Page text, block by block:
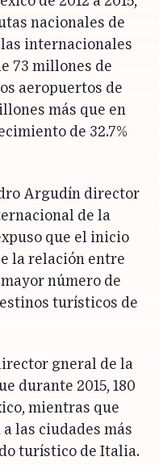
nacionales de
las internacionales
73 millones de
aeropuertos de
más que en
de 32.7%
Argudín director
de la
que el inicio
la relación entre
número de
turísticos de
gneral de la
durante 2015, 180
mientras que
las ciudades más
turístico de Italia.